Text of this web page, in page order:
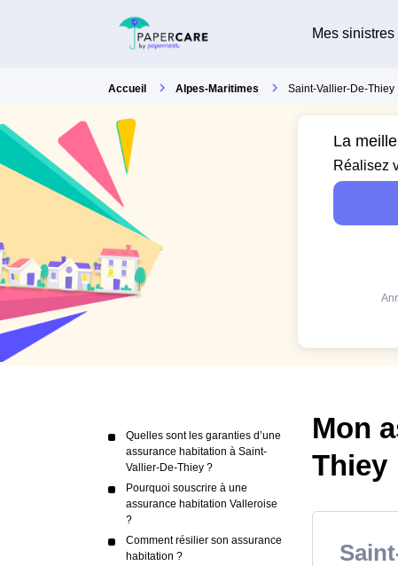
Mes sinistres
Accueil Alpes-Maritimes Saint-Vallier-De-Thiey
La
Réalisez
Quelles sont les garanties d’une
assurance habitation à Saint-
Vallier-De-Thiey ?
Pourquoi souscrire à une
assurance habitation Valleroise
?
Comment résilier son assurance
habitation ?
Mon
Thiey